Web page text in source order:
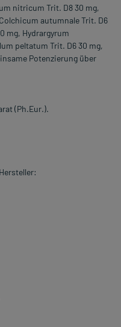
nitricum Trit. D8 30 mg,
autumnale Trit. D6
mg, Hydrargyrum
peltatum Trit. D6 30 mg,
Potenzierung über
(Ph.Eur.).